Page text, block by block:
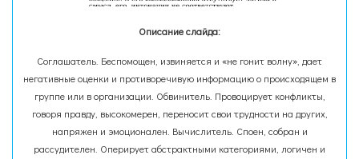
Описание слайда:
Соглашатель. Беспомощен, извиняется и «не гонит волну», дает
негативные оценки и противоречивую информацию о происходящем в
группе или в организации. Обвинитель. Провоцирует конфликты,
говоря правду, высокомерен, переносит свои трудности на других,
напряжен и эмоционален. Вычислитель. Споен, собран и
рассудителен. Оперирует абстрактными категориями, логичен и